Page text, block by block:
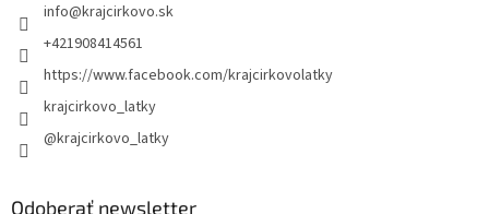
info@krajcirkovo.sk
+421908414561
https://www.facebook.com/krajcirkovolatky
krajcirkovo_latky
@krajcirkovo_latky
Odoberať newsletter